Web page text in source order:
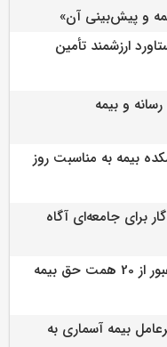
و پیش‌بینی آن»
ارزشمند تأمین
و بیمه
بیمه به مناسبت روز
برای جامعه‌ای آگاه
بیمه کوثر در مسیر رشد؛ عبور از 20 همت حق بیمه
بیمه آسماری به